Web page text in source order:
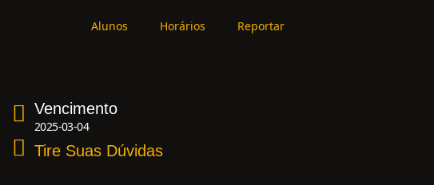
Alunos Horários Reportar
Vencimento
2025-03-04
Tire Suas Dúvidas